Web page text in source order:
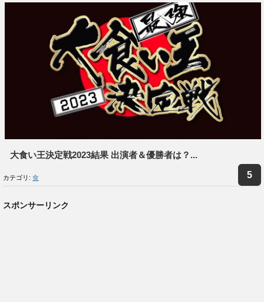
大食い王決定戦2023結果 出演者＆優勝者は？...
カテゴリ: 食
スポンサーリンク